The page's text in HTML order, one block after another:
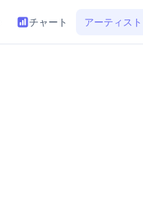
チャート アーティスト